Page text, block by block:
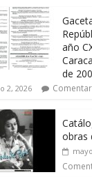
año
de
2, 2026
obras